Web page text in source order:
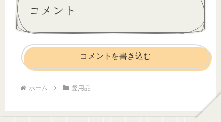
コメント
コメントを書き込む
ホーム 愛用品